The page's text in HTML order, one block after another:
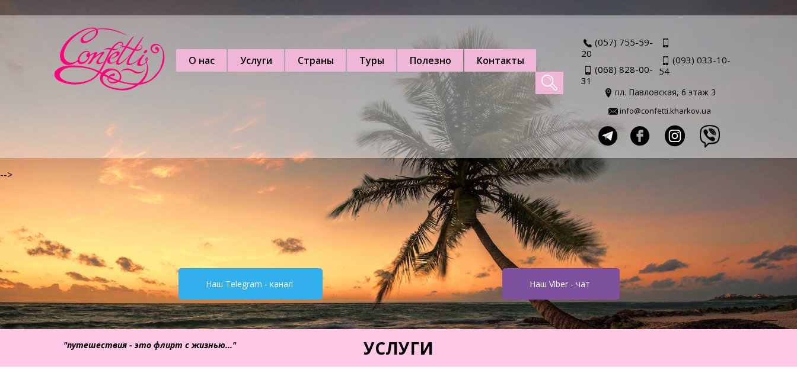
О нас Услуги Страны Туры Полезно Контакты
(057) 755-59-
20
(068) 828-00-
31
(093) 033-10-
54
пл. Павловская, 6 этаж 3
info@confetti.kharkov.ua
-->
Наш Telegram - канал Наш Viber - чат
"путешествия - это флирт с жизнью..." УСЛУГИ